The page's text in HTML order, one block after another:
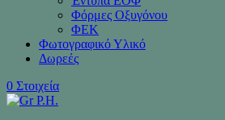
Φόρμες Οξυγόνου
ΦΕΚ
Φωτογραφικό Υλικό
Δωρεές
0 Στοιχεία